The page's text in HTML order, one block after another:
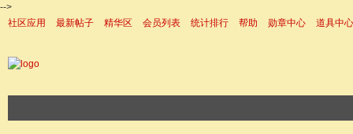
-->
社区应用
最新帖子 精华区 会员列表 统计排行 帮助 勋章中心
道具中心